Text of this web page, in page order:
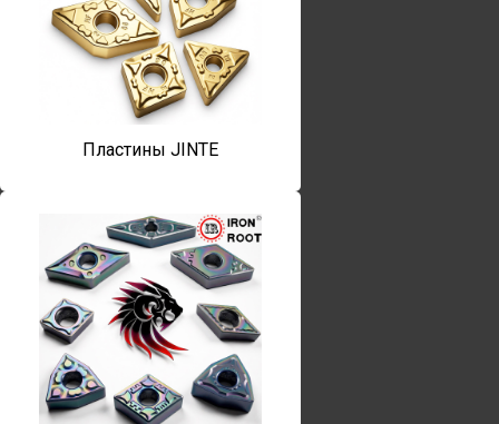
Пластины JINTE